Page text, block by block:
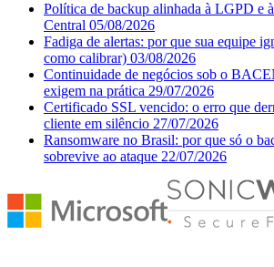
Política de backup alinhada à LGPD e
Central 05/08/2026
Fadiga de alertas: por que sua equipe
como calibrar) 03/08/2026
Continuidade de negócios sob o
exigem na prática 29/07/2026
Certificado SSL vencido: o erro que
cliente em silêncio 27/07/2026
Ransomware no Brasil: por que só o
sobrevive ao ataque 22/07/2026